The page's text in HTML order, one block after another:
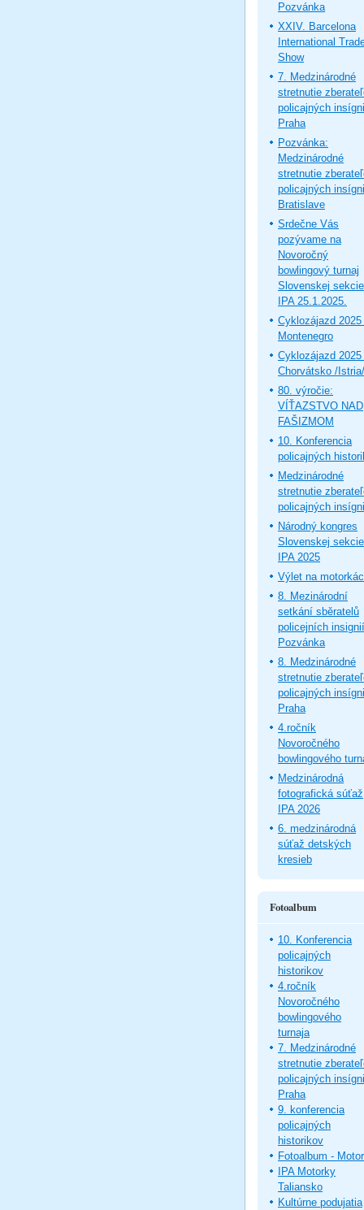
Pozvánka
XXIV. Barcelona
International
Show
7. Medzinárodné
stretnutie
policajných
Praha
Pozvánka:
Medzinárodné
stretnutie
policajných
Bratislave
Srdečne Vás
pozývame na
Novoročný
bowlingový turnaj
Slovenskej sekcie
IPA 25.1.2025.
Cyklozájazd 2025
Montenegro
Cyklozájazd 2025
Chorvátsko /Istria/
80. výročie:
VÍŤAZSTVO NAD
FAŠIZMOM
10. Konferencia
policajných
Medzinárodné
stretnutie
policajných
Národný kongres
Slovenskej sekcie
IPA 2025
Výlet na
8. Mezinárodní
setkání sběratelů
policejních
Pozvánka
8. Medzinárodné
stretnutie
policajných
Praha
4.ročník
Novoročného
bowlingového
Medzinárodná
fotografická súťaž
IPA 2026
6. medzinárodná
súťaž detských
kresieb
Fotoalbum
10. Konferencia
policajných
historikov
4.ročník
Novoročného
bowlingového
turnaja
7. Medzinárodné
stretnutie
policajných
Praha
9. konferencia
policajných
historikov
Fotoalbum -
IPA Motorky
Taliansko
Kultúrne podujatia